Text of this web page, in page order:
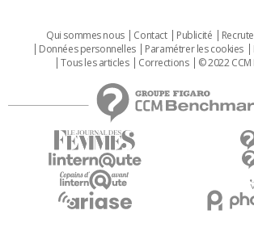
Qui sommes nous Contact Publicité
Données personnelles
Paramétrer les cookies
Tous les articles
Corrections © 2022